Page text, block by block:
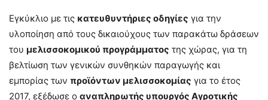
Εγκύκλιο με τις κατευθυντήριες οδηγίες για την
υλοποίηση από τους δικαιούχους των παρακάτω δράσεων
του μελισσοκομικού προγράµµατος της χώρας, για τη
βελτίωση των γενικών συνθηκών παραγωγής και
εµπορίας των προϊόντων µελισσοκοµίας για το έτος
2017, εξέδωσε ο αναπληρωτής υπουργός Αγροτικής